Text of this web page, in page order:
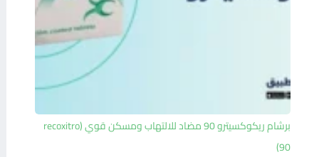
برشام ريكوكسيترو 90 مضاد للالتهاب ومسكن قوي (recoxitro
90)